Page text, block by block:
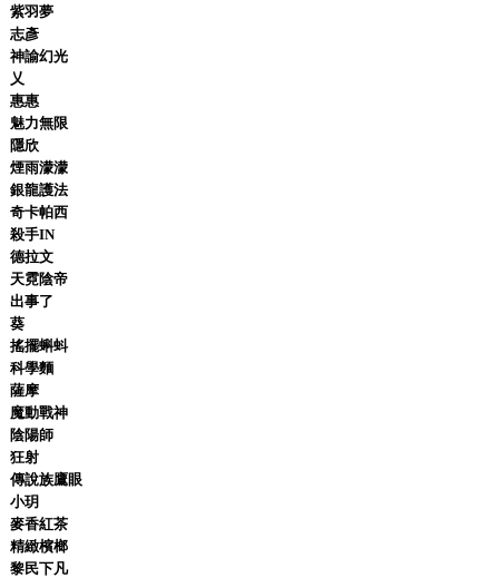
紫羽夢
志彥
神諭幻光
乂
惠惠
魅力無限
隱欣
煙雨濛濛
銀龍護法
奇卡帕西
殺手IN
德拉文
天霓陰帝
出事了
葵
搖擺蝌蚪
科學麵
薩摩
魔動戰神
陰陽師
狂射
傳說族鷹眼
小玥
麥香紅茶
精緻檳榔
黎民下凡